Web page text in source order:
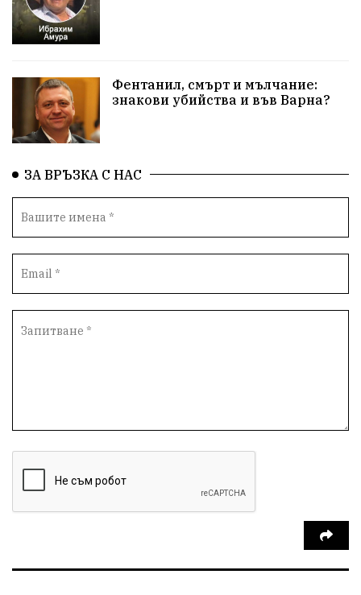
Музика Камчия
Незаконно строителство
Да защитим кмета на Варна
Плуване Образователен форум
„Възраждане“
село Неофит Рилски
или икономика на зависимости
Фентанил, смърт и мълчание:
знакови убийства и във Варна?
ЗА ВРЪЗКА С НАС